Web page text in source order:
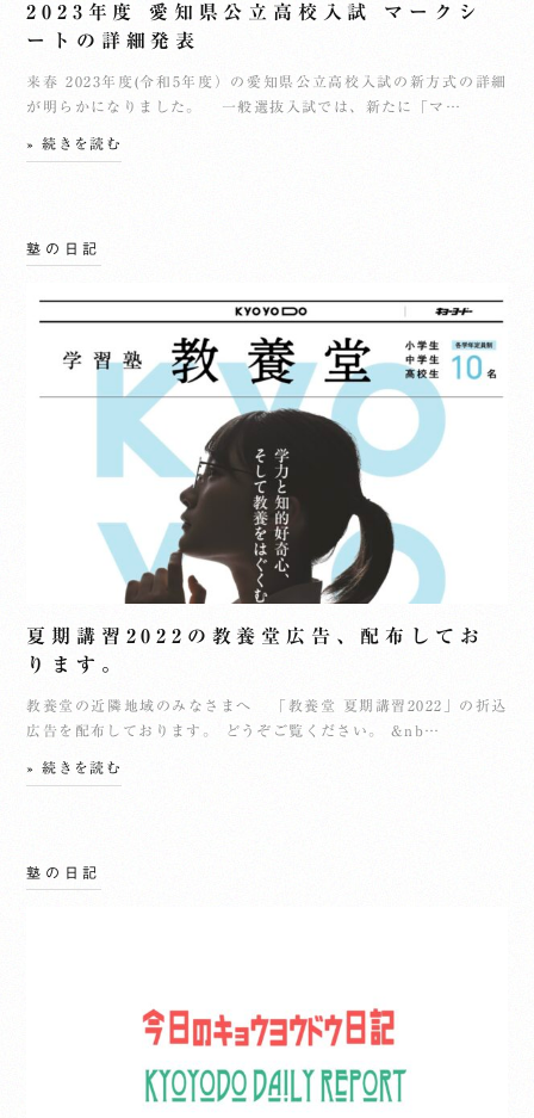
2023年度 愛知県公立高校入試 マークシ
ートの詳細発表
来春 2023年度(令和5年度）の愛知県公立高校入試の新方式の詳細
が明らかになりました。 一般選抜入試では、新たに「マ…
» 続きを読む
塾の日記
夏期講習2022の教養堂広告、配布してお
ります。
教養堂の近隣地域のみなさまへ 「教養堂 夏期講習2022」の折込
広告を配布しております。 どうぞご覧ください。 &nb…
» 続きを読む
塾の日記